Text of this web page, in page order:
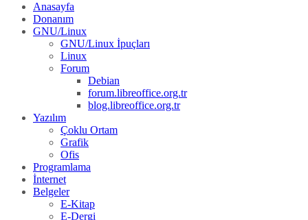
Anasayfa
Donanım
GNU/Linux
GNU/Linux İpuçları
Linux
Forum
Debian
forum.libreoffice.org.tr
blog.libreoffice.org.tr
Yazılım
Çoklu Ortam
Grafik
Ofis
Programlama
İnternet
Belgeler
E-Kitap
E-Dergi